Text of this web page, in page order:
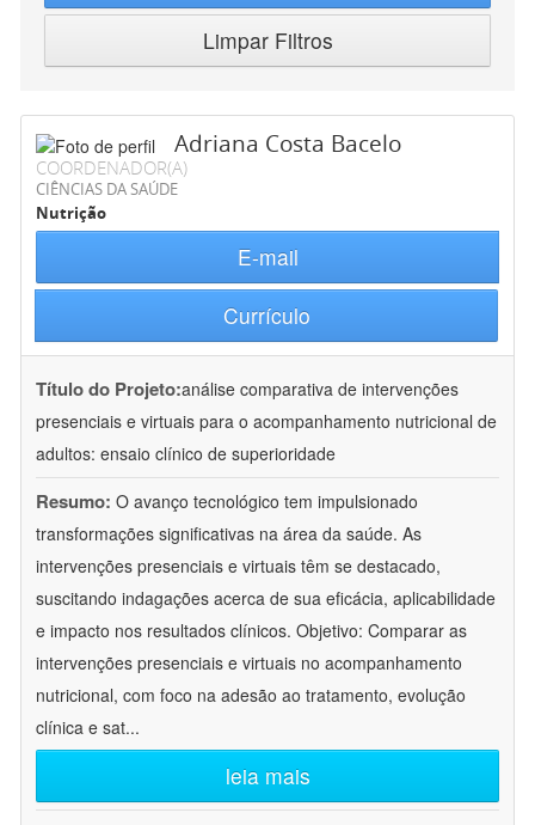
Limpar Filtros
Adriana Costa Bacelo
COORDENADOR(A)
CIÊNCIAS DA SAÚDE
Nutrição
E-mail
Currículo
Título do Projeto:análise comparativa de intervenções
presenciais e virtuais para o acompanhamento nutricional de
adultos: ensaio clínico de superioridade
Resumo: O avanço tecnológico tem impulsionado
transformações significativas na área da saúde. As
intervenções presenciais e virtuais têm se destacado,
suscitando indagações acerca de sua eficácia, aplicabilidade
e impacto nos resultados clínicos. Objetivo: Comparar as
intervenções presenciais e virtuais no acompanhamento
nutricional, com foco na adesão ao tratamento, evolução
clínica e sat...
leia mais